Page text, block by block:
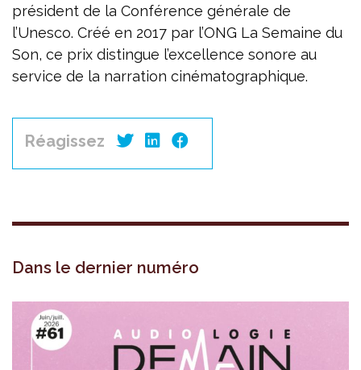
président de la Conférence générale de
l’Unesco. Créé en 2017 par l’ONG La Semaine du
Son, ce prix distingue l’excellence sonore au
service de la narration cinématographique.
Réagissez
Dans le dernier numéro